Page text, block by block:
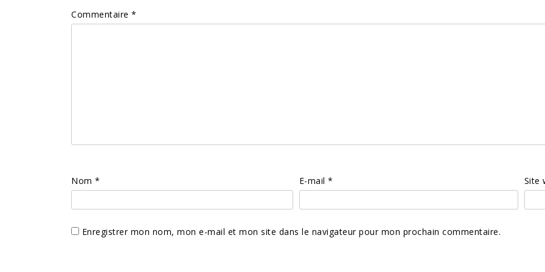
Commentaire *
Nom * E-mail* Site
Enregistrer mon nom, mon e-mail et mon site dans le navigateur pour mon prochain commentaire.